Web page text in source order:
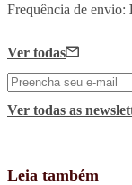
Frequência de envio:
Ver todas
Ver todas as
Leia também